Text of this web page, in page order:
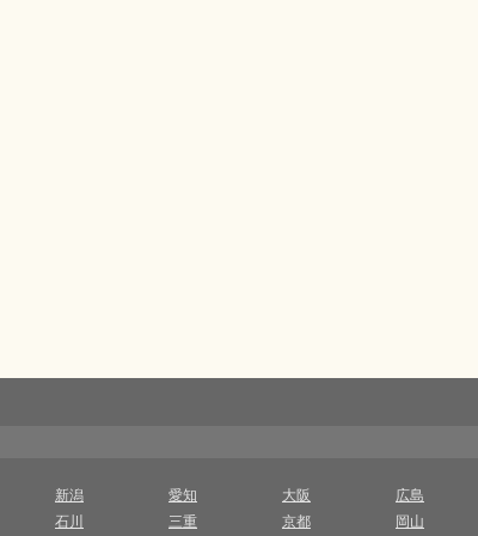
新潟
石川
愛知
三重
大阪
京都
広島
岡山